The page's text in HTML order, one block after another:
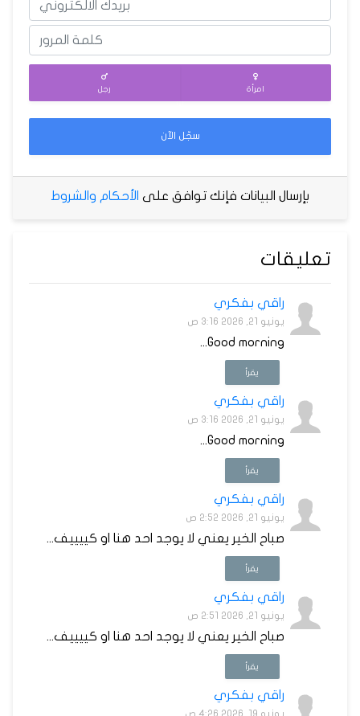
امرأة رجل
سجّل الآن
بإرسال البيانات فإنك توافق على الأحكام والشروط
تعليقات
راقي بفكري
يونيو 21, 2026 3:16 ص
Good morning...
يقرأ
راقي بفكري
يونيو 21, 2026 3:16 ص
Good morning...
يقرأ
راقي بفكري
يونيو 21, 2026 2:52 ص
صباح الخير يعني لا يوجد احد هنا او كييييف...
يقرأ
راقي بفكري
يونيو 21, 2026 2:51 ص
صباح الخير يعني لا يوجد احد هنا او كييييف...
يقرأ
راقي بفكري
يونيو 19, 2026 4:26 ص